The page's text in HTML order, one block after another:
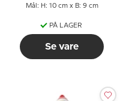
Mål: H: 10 cm x B: 9 cm
PÅ LAGER
Se vare